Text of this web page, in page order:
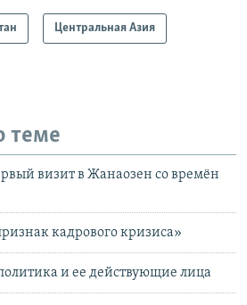
Центральная Азия
теме
визит в Жанаозен со времён
кадрового кризиса»
и ее действующие лица